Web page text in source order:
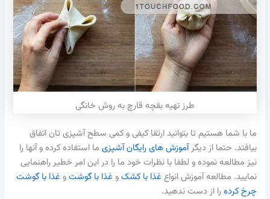
طرز تهیه بقچه قارچ به روش خانگی
ما با شما هستیم تا بتوانید ارتقا کیفی و کمی سطح آشپزی تان اتفاق
بیافتد. حتما از دیگرآموزش های رایگان آشپزی ما استفاده کرده و آنها را
نیز مطالعه نموده و لطفا با نظرات خود ما را در این امر خطیر راهنمایی
نمایید. مطالعه آموزش انواع غذا با کشکو غذا با گوشتو غذا با گوشت
چرخ کردهرا از دست ندهید.